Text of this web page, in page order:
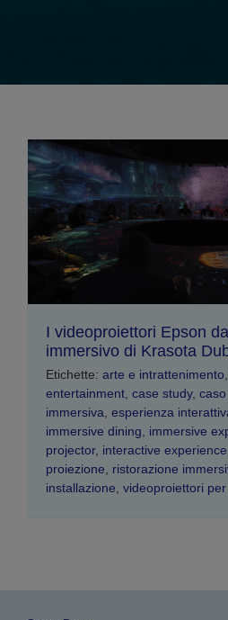
I videoproiettori Epson
immersivo di Krasota
Etichette: arte e intrattenimento,
entertainment, case study,
immersiva, esperienza
immersive dining, immersive
projector, interactive experience
proiezione, ristorazione
installazione, videoproiettori